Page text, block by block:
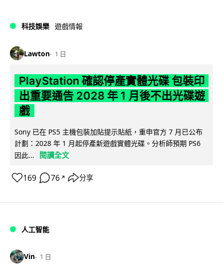
科技娛樂 遊戲情報
Lawton 1 日
PlayStation 確認停產實體光碟 包裝印
出重要通告 2028 年 1 月後不出光碟遊
戲
Sony 已在 PS5 主機包裝加貼提示貼紙，重申官方 7 月已公布
計劃：2028 年 1 月起停產新遊戲實體光碟。分析師預期 PS6
因此...
閱讀全文
169 76 ↗ 分享
人工智能
Vin 1 日